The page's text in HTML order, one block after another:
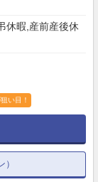
休暇,産前産後休
い目！